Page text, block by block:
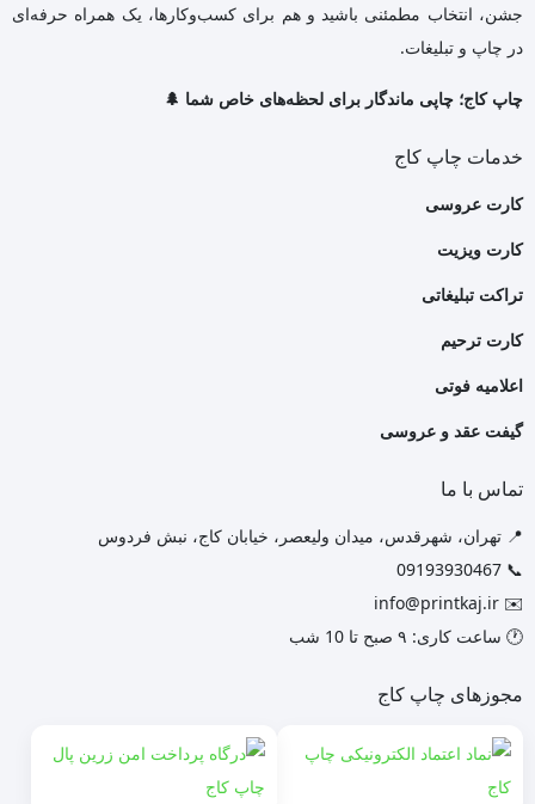
جشن، انتخاب مطمئنی باشید و هم برای کسب‌وکارها، یک همراه حرفه‌ای
در چاپ و تبلیغات.
چاپ کاج؛ چاپی ماندگار برای لحظه‌های خاص شما 🌲
خدمات چاپ کاج
کارت عروسی
کارت ویزیت
تراکت تبلیغاتی
کارت ترحیم
اعلامیه فوتی
گیفت عقد و عروسی
تماس با ما
📍 تهران، شهرقدس، میدان ولیعصر، خیابان کاج، نبش فردوس
📞 09193930467
✉️
info@printkaj.ir
🕐 ساعت کاری: ۹ صبح تا 10 شب
مجوزهای چاپ کاج